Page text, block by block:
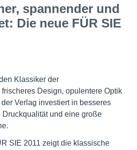
spannender und
Die neue FÜR SIE
Klassiker der
Design, opulentere Optik
Verlag investiert in besseres
Druckqualität und eine große
SIE 2011 zeigt die klassische